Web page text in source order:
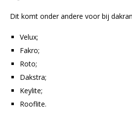
Dit komt onder andere voor bij
Velux;
Fakro;
Roto;
Dakstra;
Keylite;
Rooflite.